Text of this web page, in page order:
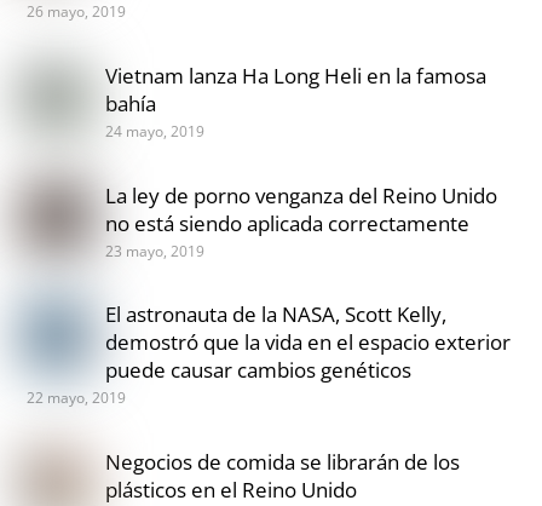
26 mayo, 2019
Vietnam lanza Ha Long Heli en la famosa
bahía
24 mayo, 2019
La ley de porno venganza del Reino Unido
no está siendo aplicada correctamente
23 mayo, 2019
El astronauta de la NASA, Scott Kelly,
demostró que la vida en el espacio exterior
puede causar cambios genéticos
22 mayo, 2019
Negocios de comida se librarán de los
plásticos en el Reino Unido